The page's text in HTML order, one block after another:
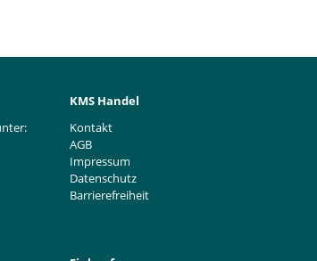
KMS Handel
Kontakt
AGB
Impressum
Datenschutz
Barrierefreiheit